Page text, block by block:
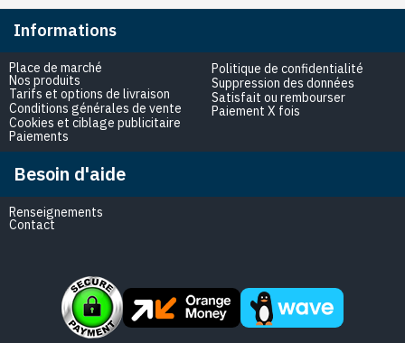
Informations
Place de marché
Nos produits
Tarifs et options de livraison
Conditions générales de vente
Cookies et ciblage publicitaire
Paiements
Politique de confidentialité
Suppression des données
Satisfait ou rembourser
Paiement X fois
Besoin d'aide
Renseignements
Contact